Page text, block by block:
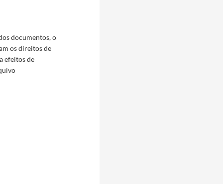
documentos, o
os direitos de
efeitos de